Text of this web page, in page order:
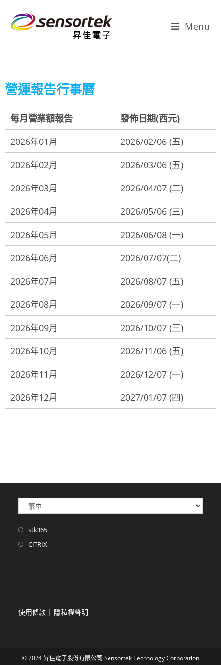
Menu
營運報告行事曆
每月營業額報告
發佈日期(西元)
2026年01月
2026/02/06 (五)
2026年02月
2026/03/06 (五)
2026年03月
2026/04/07 (二)
2026年04月
2026/05/06 (三)
2026年05月
2026/06/08 (一)
2026年06月
2026/07/07(二)
2026年07月
2026/08/07 (五)
2026年08月
2026/09/07 (一)
2026年09月
2026/10/07 (三)
2026年10月
2026/11/06 (五)
2026年11月
2026/12/07 (一)
2026年12月
2027/01/07 (四)
stk365
CITRIX
使用條款 | 隱私權聲明
© 2024 昇佳電子股份有限公司 Sensortek Technology Corporation